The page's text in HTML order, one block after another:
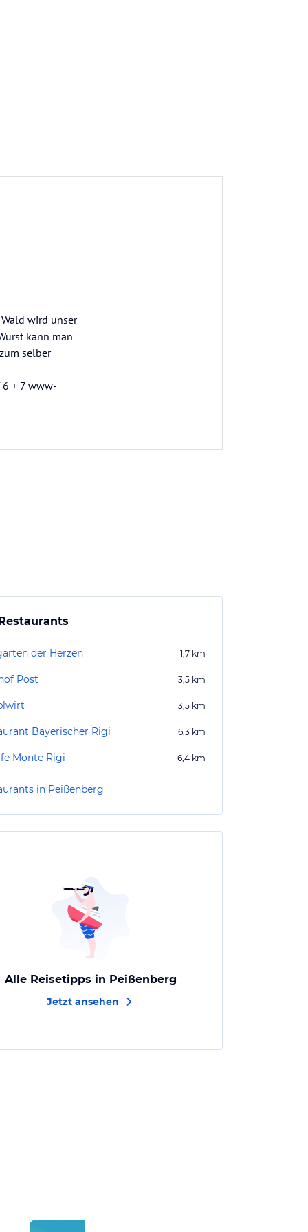
wird unser
kann man
selber
6 + 7 www-
der Herzen 1,7 km
Post 3,5 km
3,5 km
Bayerischer Rigi 6,3 km
Monte Rigi 6,4 km
in Peißenberg
Alle Reisetipps in Peißenberg
Jetzt ansehen